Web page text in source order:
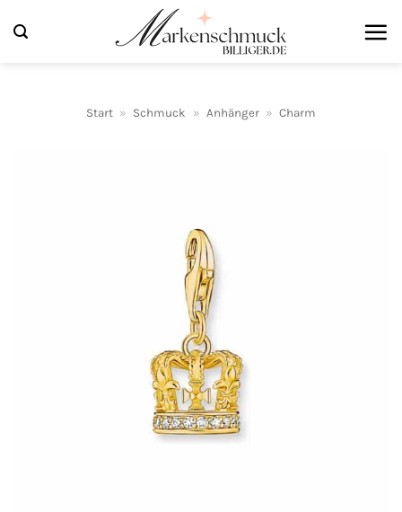
Inhalt
Start » Schmuck » Anhänger » Charm